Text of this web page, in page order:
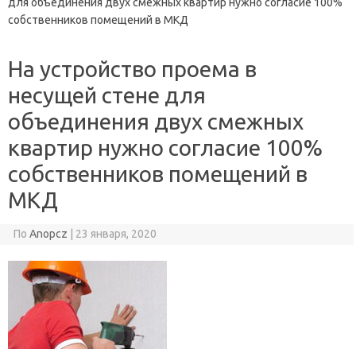
собственников помещений в МКД
На устройство проема в
несущей стене для
объединения двух смежных
квартир нужно согласие 100%
собственников помещений в
МКД
По Anopcz 23 января, 2020